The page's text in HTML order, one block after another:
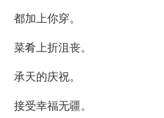
都加上你穿。
菜肴上折沮丧。
承天的庆祝。
接受幸福无疆。